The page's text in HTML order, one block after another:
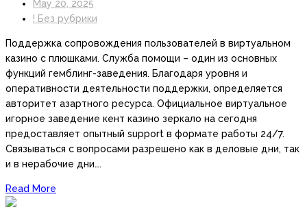
May 20, 2025
! Без рубрики
Поддержка сопровождения пользователей в виртуальном
казино с плюшками. Служба помощи – один из основных
функций гемблинг-заведения. Благодаря уровня и
оперативности деятельности поддержки, определяется
авторитет азартного ресурса. Официальное виртуальное
игорное заведение кент казино зеркало на сегодня
предоставляет опытный support в формате работы 24/7.
Связываться с вопросами разрешено как в деловые дни, так
и в нерабочие дни….
Read More